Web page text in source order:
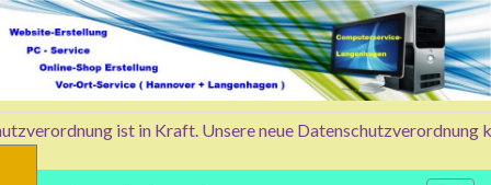
ist in Kraft. Unsere neue Datenschutzverordnung